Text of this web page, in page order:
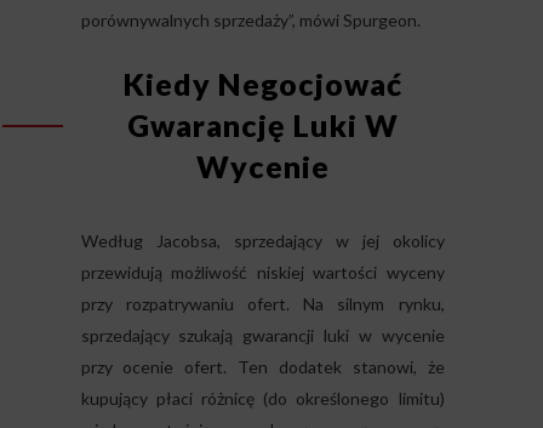
porównywalnych sprzedaży”, mówi Spurgeon.
Kiedy Negocjować
Gwarancję Luki W
Wycenie
Według Jacobsa, sprzedający w jej okolicy
przewidują możliwość niskiej wartości wyceny
przy rozpatrywaniu ofert. Na silnym rynku,
sprzedający szukają gwarancji luki w wycenie
przy ocenie ofert. Ten dodatek stanowi, że
kupujący płaci różnicę (do określonego limitu)